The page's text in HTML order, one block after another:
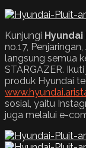
Kunjungi Hyundai
no.17,
langsung semua
STARGAZER.
produk Hyundai
sosial, yaitu
juga melalui e-